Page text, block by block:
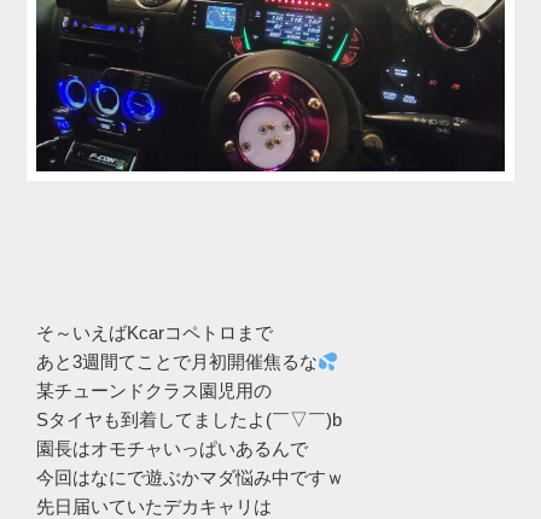
そ～いえばKcarコペトロまで
あと3週間てことで月初開催焦るな
某チューンドクラス園児用の
Sタイヤも到着してましたよ(￣▽￣)b
園長はオモチャいっぱいあるんで
今回はなにで遊ぶかマダ悩み中ですｗ
先日届いていたデカキャリは